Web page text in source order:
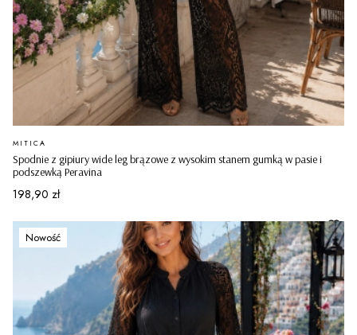
Spodnie z gipiury wide leg brązowe z wysokim stanem gumką w pasie i
podszewką Peravina
PRODUCENT
MITICA
Cena
198,90 zł
Nowość